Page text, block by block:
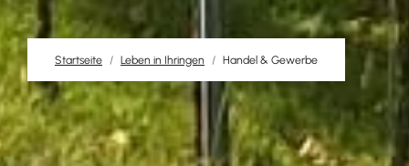
Startseite Leben in Ihringen Handel & Gewerbe